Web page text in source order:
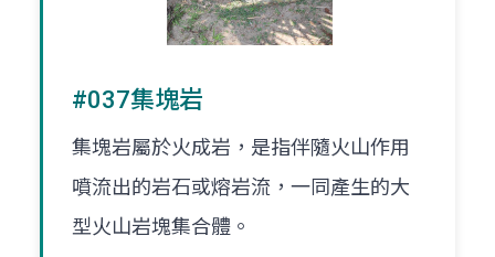
#037集塊岩
集塊岩屬於火成岩，是指伴隨火山作用
噴流出的岩石或熔岩流，一同產生的大
型火山岩塊集合體。